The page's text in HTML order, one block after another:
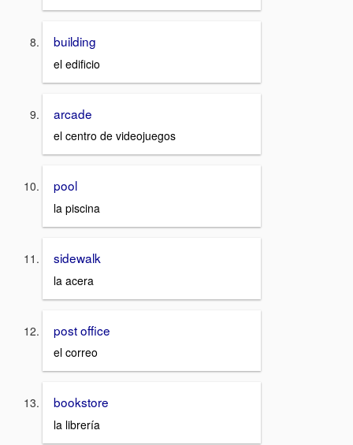
building
el edificio
arcade
el centro de videojuegos
pool
la piscina
sidewalk
la acera
post office
el correo
bookstore
la librería